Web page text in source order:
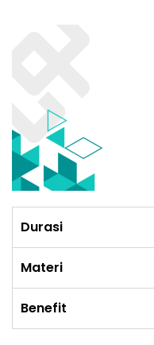
Durasi
Materi
Benefit